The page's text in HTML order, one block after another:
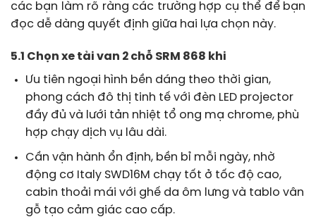
các bạn làm rõ ràng các trường hợp cụ thể để bạn
đọc dễ dàng quyết định giữa hai lựa chọn này.
5.1 Chọn xe tải van 2 chỗ SRM 868 khi
Ưu tiên ngoại hình bền dáng theo thời gian,
phong cách đô thị tinh tế với đèn LED projector
đầy đủ và lưới tản nhiệt tổ ong mạ chrome, phù
hợp chạy dịch vụ lâu dài.
Cần vận hành ổn định, bền bỉ mỗi ngày, nhờ
động cơ Italy SWD16M chạy tốt ở tốc độ cao,
cabin thoải mái với ghế da ôm lưng và tablo vân
gỗ tạo cảm giác cao cấp.